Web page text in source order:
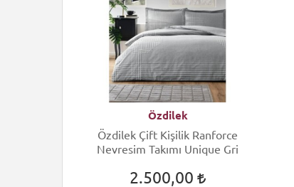
Özdilek
Özdilek Çift Kişilik Ranforce
Nevresim Takımı Unique Gri
2.500,00